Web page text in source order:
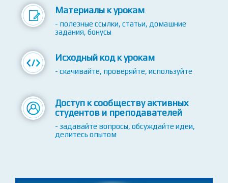
- закрепляйте знания, набирайте рейтинг
XP
Материалы к урокам
- полезные ссылки, статьи, домашние
задания, бонусы
- скачивайте, проверяйте, используйте
Доступ к сообществу активных
студентов и преподавателей